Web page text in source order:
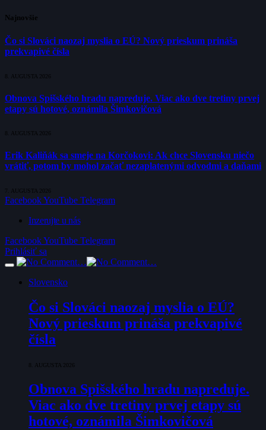
Najnovšie
Čo si Slováci naozaj myslia o EÚ? Nový prieskum prináša
prekvapivé čísla
8. AUGUSTA 2026
Obnova Spišského hradu napreduje. Viac ako dve tretiny prvej
etapy sú hotové, oznámila Šimkovičová
8. AUGUSTA 2026
Erik Kaliňák sa smeje na Korčokovi: Ak chce Slovensku niečo
vrátiť, potom by mohol začať nezaplatenými odvodmi a daňami
7. AUGUSTA 2026
FacebookYouTube Telegram
Inzerujte u nás
FacebookYouTube Telegram
Prihlásiť sa
Slovensko
Čo si Slováci naozaj myslia o EÚ?
Nový prieskum prináša prekvapivé
čísla
8. AUGUSTA 2026
Obnova Spišského hradu napreduje.
Viac ako dve tretiny prvej etapy sú
hotové, oznámila Šimkovičová